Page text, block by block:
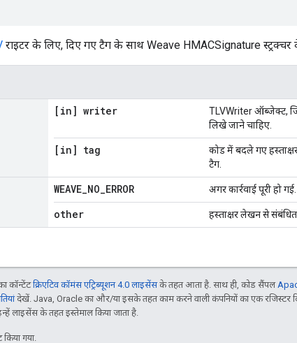
राइटर के लिए, दिए गए टैग के साथ Weave HMACSignature स्ट्रक्चर
[in] writer
TLVWriter ऑब्जेक्ट,
लिखे जाने चाहिए.
[in] tag कोड में बदले गए
टैग.
WEAVE_NO_ERROR अगर कार्रवाई पूरी हो गई.
other हस्ताक्षर लेखन से
कॉन्टेंटक्रिएटिव कॉमंस एट्रिब्यूशन 4.0 लाइसेंसके तहत आता है. साथ ही, कोड सैंपल
देखें. Java, Oracle का और/या इसके तहत काम करने वाली कंपनियों का एक रजिस्टर
लाइसेंस के तहत इस्तेमाल किया जाता है.
गया.